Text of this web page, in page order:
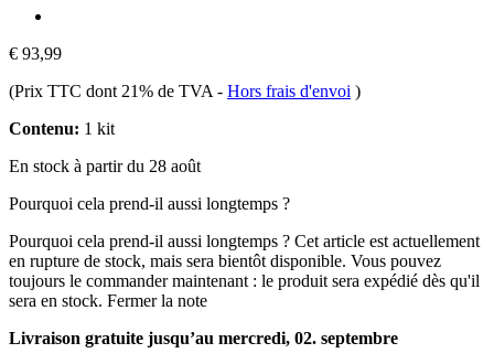
€ 93,99
(Prix TTC dont 21% de TVA - Hors frais d'envoi )
Contenu: 1 kit
En stock à partir du 28 août
Pourquoi cela prend-il aussi longtemps ?
Pourquoi cela prend-il aussi longtemps ? Cet article est actuellement
en rupture de stock, mais sera bientôt disponible. Vous pouvez
toujours le commander maintenant : le produit sera expédié dès qu'il
sera en stock. Fermer la note
Livraison gratuite jusqu’au mercredi, 02. septembre